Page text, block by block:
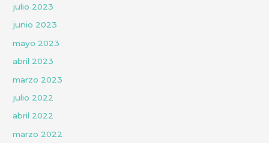
julio 2023
junio 2023
mayo 2023
abril 2023
marzo 2023
julio 2022
abril 2022
marzo 2022